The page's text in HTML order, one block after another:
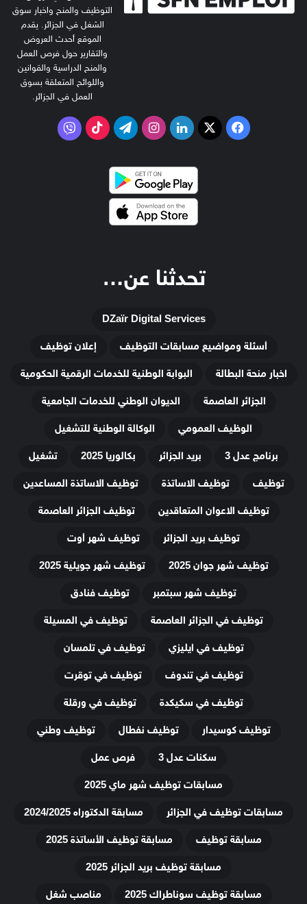
التوظيف والمنح واخبار سوق
الشغل في الجزائر. يقدم
الموقع أحدث العروض
والتقارير حول فرص العمل
والمنح الدراسية والقوانين
واللوائح المتعلقة بسوق
العمل في الجزائر.
فيسبوك
‫X لينكدإنانستقرامتيلقرام‫TikTokفايبر
تحدثنا عن…
DZaïr Digital Services
أسئلة ومواضيع مسابقات التوظيف
إعلان توظيف
اخبار منحة البطالة
البوابة الوطنية للخدمات الرقمية الحكومية
الجزائر العاصمة
الديوان الوطني للخدمات الجامعية
الوظيف العمومي
الوكالة الوطنية للتشغيل
برنامج عدل 3
بريد الجزائر بكالوريا 2025
تشغيل
توظيف
توظيف الاساتذة
توظيف الاساتذة المساعدين
توظيف الاعوان المتعاقدين
توظيف الجزائر العاصمة
توظيف بريد الجزائر
توظيف شهر أوت
توظيف شهر جوان 2025
توظيف شهر جويلية 2025
توظيف شهر سبتمبر
توظيف فنادق
توظيف في الجزائر العاصمة
توظيف في المسيلة
توظيف في ايليزي
توظيف في تلمسان
توظيف في تندوف
توظيف في توقرت
توظيف في سكيكدة
توظيف في ورقلة
توظيف كوسيدار
توظيف نفطال
توظيف وطني
سكنات عدل 3
فرص عمل
مسابقات توظيف شهر ماي 2025
مسابقات توظيف في الجزائر
مسابقة الدكتوراه 2024/2025
مسابقة توظيف
مسابقة توظيف الأساتذة 2025
مسابقة توظيف بريد الجزائر 2025
مسابقة توظيف سوناطراك 2025
مناصب شغل